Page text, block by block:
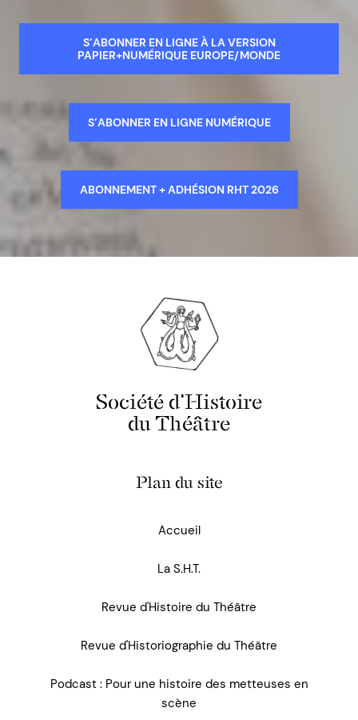
S’ABONNER EN LIGNE À LA VERSION
PAPIER+NUMÉRIQUE EUROPE/MONDE
S’ABONNER EN LIGNE NUMÉRIQUE
ABONNEMENT + ADHÉSION RHT 2026
Société d'Histoire
du Théâtre
Plan du site
Accueil
La S.H.T.
Revue d'Histoire du Théâtre
Revue d'Historiographie du Théâtre
Podcast : Pour une histoire des metteuses en
scène